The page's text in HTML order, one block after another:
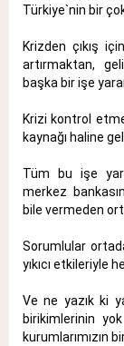
Türkiye`nin bir
Krizden çıkış
artırmaktan,
başka bir işe
Krizi kontrol
kaynağı haline
Tüm bu işe
merkez
bile vermeden
Sorumlular
yıkıcı etkileriyle
Ve ne yazık ki
birikimlerinin yok
kurumlarımızın